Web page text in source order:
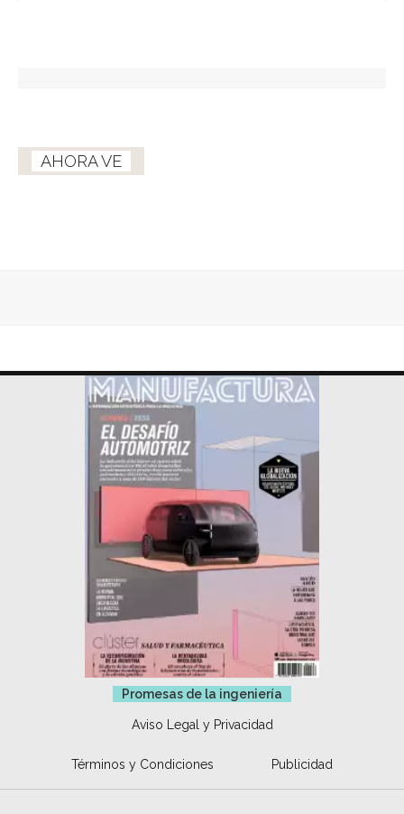
AHORA VE
Promesas de la ingeniería
Aviso Legal y Privacidad
Términos y Condiciones Publicidad